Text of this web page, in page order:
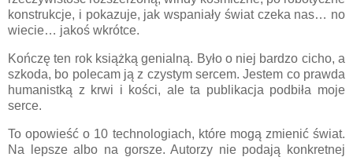
konstrukcje, i pokazuje, jak wspaniały świat czeka nas… no
wiecie… jakoś wkrótce.
Kończę ten rok książką genialną. Było o niej bardzo cicho, a
szkoda, bo polecam ją z czystym sercem. Jestem co prawda
humanistką z krwi i kości, ale ta publikacja podbiła moje
serce.
To opowieść o 10 technologiach, które mogą zmienić świat.
Na lepsze albo na gorsze. Autorzy nie podają konkretnej